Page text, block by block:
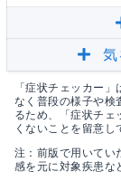
気
「症状チェッカー
なく普段の様子や検
るため、「症状チェ
くないことを留意し
注：前版で用いてい
感を元に対象疾患な